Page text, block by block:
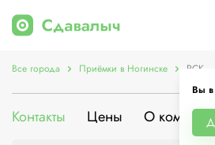
Вы в
Все города Приёмки в Ногинске РСК
Контакты Цены О